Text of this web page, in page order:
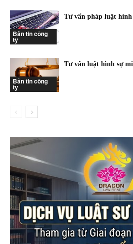
Bản tin công
ty
Tư vấn pháp luật
Bản tin công
ty
Tư vấn luật hình sự